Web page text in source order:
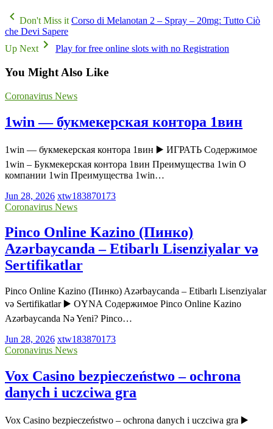
Don't Miss it Corso di Melanotan 2 – Spray – 20mg: Tutto Ciò
che Devi Sapere
Up Next
Play for free online slots with no Registration
You Might Also Like
Coronavirus News
1win — букмекерская контора 1вин
1win — букмекерская контора 1вин ▶️ ИГРАТЬ Содержимое
1win – Букмекерская контора 1вин Преимущества 1win О
компании 1win Преимущества 1win…
Jun 28, 2026 xtw183870173
Coronavirus News
Pinco Online Kazino (Пинко)
Azərbaycanda – Etibarlı Lisenziyalar və
Sertifikatlar
Pinco Online Kazino (Пинко) Azərbaycanda – Etibarlı Lisenziyalar
və Sertifikatlar ▶️ OYNA Содержимое Pinco Online Kazino
Azərbaycanda Nə Yeni? Pinco…
Jun 28, 2026 xtw183870173
Coronavirus News
Vox Casino bezpieczeństwo – ochrona
danych i uczciwa gra
Vox Casino bezpieczeństwo – ochrona danych i uczciwa gra ▶️